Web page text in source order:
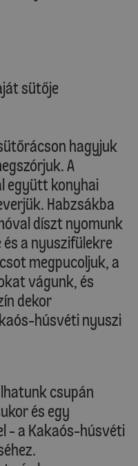
sütője
hagyjuk
A
együtt konyhai
Habzsákba
díszt nyomunk
a nyuszifülekre
megpucoljuk, a
vágunk, és
dekor
húsvéti nyuszi
csupán
és egy
- a Kakaós-húsvéti